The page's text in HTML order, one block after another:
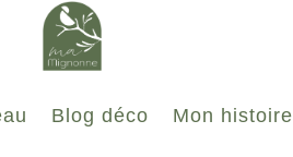
Blog déco Mon histoire